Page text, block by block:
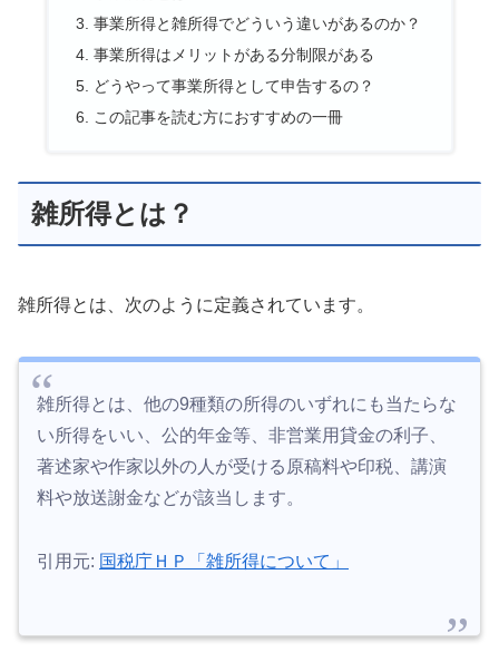
事業所得と雑所得でどういう違いがあるのか？
事業所得はメリットがある分制限がある
どうやって事業所得として申告するの？
この記事を読む方におすすめの一冊
雑所得とは？
雑所得とは、次のように定義されています。
雑所得とは、他の9種類の所得のいずれにも当たらな
い所得をいい、公的年金等、非営業用貸金の利子、
著述家や作家以外の人が受ける原稿料や印税、講演
料や放送謝金などが該当します。
引用元: 国税庁ＨＰ「雑所得について」